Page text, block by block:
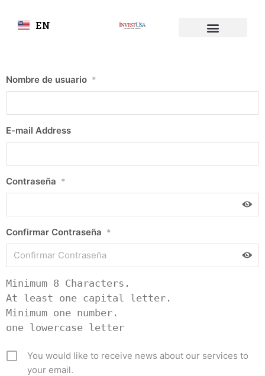
EN
Nombre de usuario *
E-mail Address
Contraseña *
Confirmar Contraseña *
Minimum 8 Characters.
At least one capital letter.
Minimum one number.
one lowercase letter
You would like to receive news about our services to
your email.